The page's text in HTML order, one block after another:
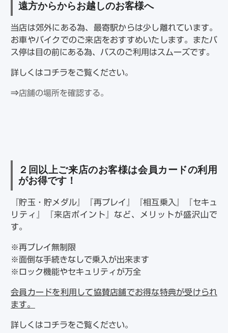
遠方からからお越しのお客様へ
当店は郊外にある為、最寄駅からは少し離れています。
お車やバイクでのご来店をおすすめいたします。またバ
ス停は目の前にある為、バスのご利用はスムーズです。
詳しくはコチラをご覧ください。
⇒店舗の場所を確認する。
２回以上ご来店のお客様は会員カードの利用
がお得です！
『貯玉・貯メダル』『再プレイ』『相互乗入』『セキュ
リティ』『来店ポイント』など、メリットが盛沢山で
す。
※再プレイ無制限
※面倒な手続きなしで乗入が出来ます
※ロック機能やセキュリティが万全
会員カードを利用して協賛店舗でお得な特典が受けられ
ます。
詳しくはコチラをご覧ください。